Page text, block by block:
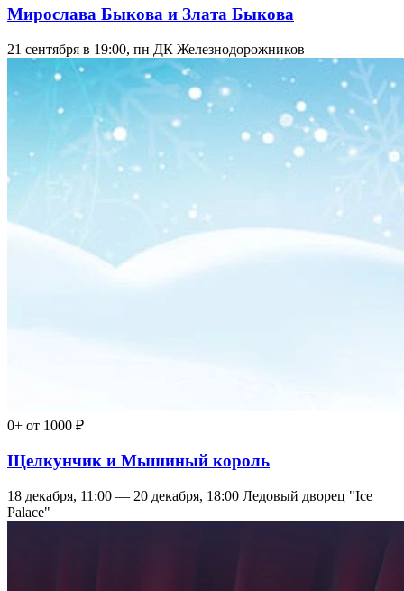
Мирослава Быкова и Злата Быкова
21 сентября в 19:00, пн ДК Железнодорожников
0+ от 1000 ₽
Щелкунчик и Мышиный король
18 декабря, 11:00 — 20 декабря, 18:00 Ледовый дворец "Ice
Palace"